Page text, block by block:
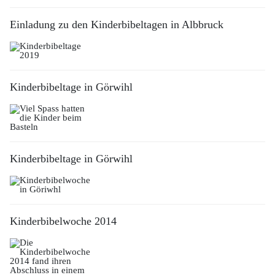
Einladung zu den Kinderbibeltagen in Albbruck
Kinderbibeltage in Görwihl
Kinderbibeltage in Görwihl
Kinderbibelwoche 2014